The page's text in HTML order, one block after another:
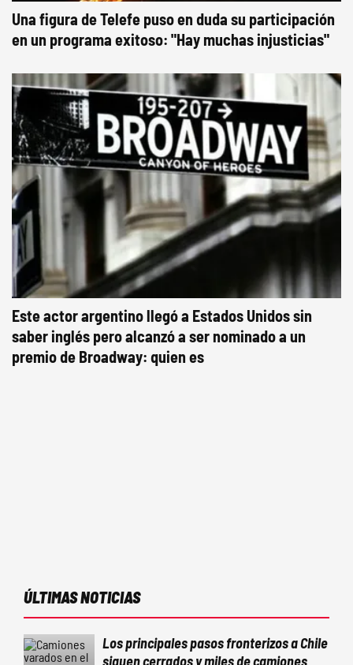
Una figura de Telefe puso en duda su participación
en un programa exitoso: "Hay muchas injusticias"
Este actor argentino llegó a Estados Unidos sin
saber inglés pero alcanzó a ser nominado a un
premio de Broadway: quien es
ÚLTIMAS NOTICIAS
Los principales pasos fronterizos a Chile
siguen cerrados y miles de camiones